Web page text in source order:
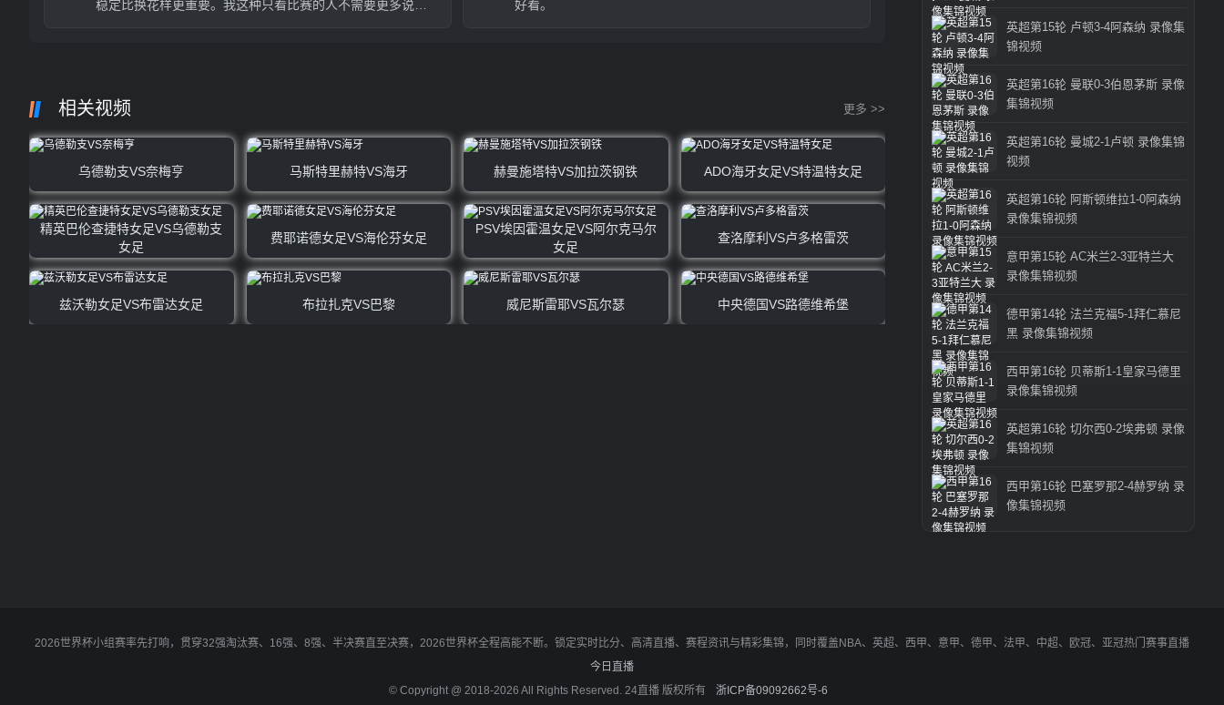
稳定比换花样更重要。我这种只看比赛的人不需要更多说
好看。
相关视频 更多 >>
乌德勒支VS奈梅亨 马斯特里赫特VS海牙 赫曼施塔特VS加拉茨钢铁 ADO海牙女足VS特温特女足
精英巴伦查捷特女足VS乌德勒支
女足
费耶诺德女足VS海伦芬女足
PSV埃因霍温女足VS阿尔克马尔
女足
查洛摩利VS卢多格雷茨
兹沃勒女足VS布雷达女足 布拉扎克VS巴黎 威尼斯雷耶VS瓦尔瑟 中央德国VS路德维希堡
英超第15轮 卢顿3-4阿森纳 录像集
锦视频
英超第16轮 曼联0-3伯恩茅斯 录像
集锦视频
英超第16轮 曼城2-1卢顿 录像集锦
视频
英超第16轮 阿斯顿维拉1-0阿森纳
录像集锦视频
意甲第15轮 AC米兰2-3亚特兰大
录像集锦视频
德甲第14轮 法兰克福5-1拜仁慕尼
黑 录像集锦视频
西甲第16轮 贝蒂斯1-1皇家马德里
录像集锦视频
英超第16轮 切尔西0-2埃弗顿 录像
集锦视频
西甲第16轮 巴塞罗那2-4赫罗纳 录
像集锦视频
2026世界杯小组赛率先打响，贯穿32强淘汰赛、16强、8强、半决赛直至决赛，2026世界杯全程高能不断。锁定实时比分、高清直播、赛程资讯与精彩集锦，同时覆盖NBA、英超、西甲、意甲、德甲、法甲、中超、欧冠、亚冠热门赛事直播
今日直播
© Copyright @ 2018-2026 All Rights Reserved. 24直播 版权所有
浙ICP备09092662号-6